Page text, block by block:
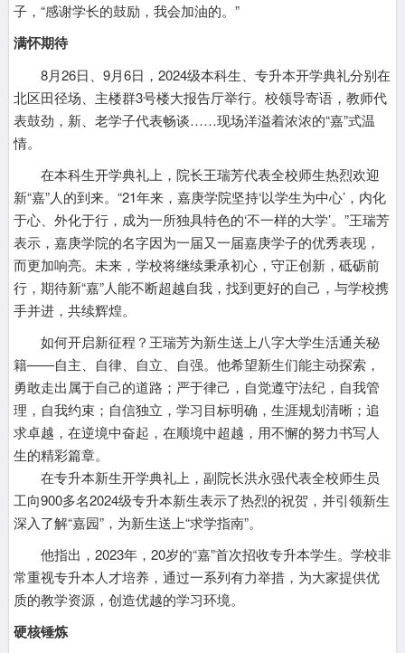
子，“感谢学长的鼓励，我会加油的。”
满怀期待
8月26日、9月6日，2024级本科生、专升本开学典礼分别在
北区田径场、主楼群3号楼大报告厅举行。校领导寄语，教师代
表鼓劲，新、老学子代表畅谈……现场洋溢着浓浓的“嘉”式温
情。
在本科生开学典礼上，院长王瑞芳代表全校师生热烈欢迎
新“嘉”人的到来。“21年来，嘉庚学院坚持‘以学生为中心’，内化
于心、外化于行，成为一所独具特色的‘不一样的大学’。”王瑞芳
表示，嘉庚学院的名字因为一届又一届嘉庚学子的优秀表现，
而更加响亮。未来，学校将继续秉承初心，守正创新，砥砺前
行，期待新“嘉”人能不断超越自我，找到更好的自己，与学校携
手并进，共续辉煌。
如何开启新征程？王瑞芳为新生送上八字大学生活通关秘
籍——自主、自律、自立、自强。他希望新生们能主动探索，
勇敢走出属于自己的道路；严于律己，自觉遵守法纪，自我管
理，自我约束；自信独立，学习目标明确，生涯规划清晰；追
求卓越，在逆境中奋起，在顺境中超越，用不懈的努力书写人
生的精彩篇章。
在专升本新生开学典礼上，副院长洪永强代表全校师生员
工向900多名2024级专升本新生表示了热烈的祝贺，并引领新生
深入了解“嘉园”，为新生送上“求学指南”。
他指出，2023年，20岁的“嘉”首次招收专升本学生。学校非
常重视专升本人才培养，通过一系列有力举措，为大家提供优
质的教学资源，创造优越的学习环境。
硬核锤炼